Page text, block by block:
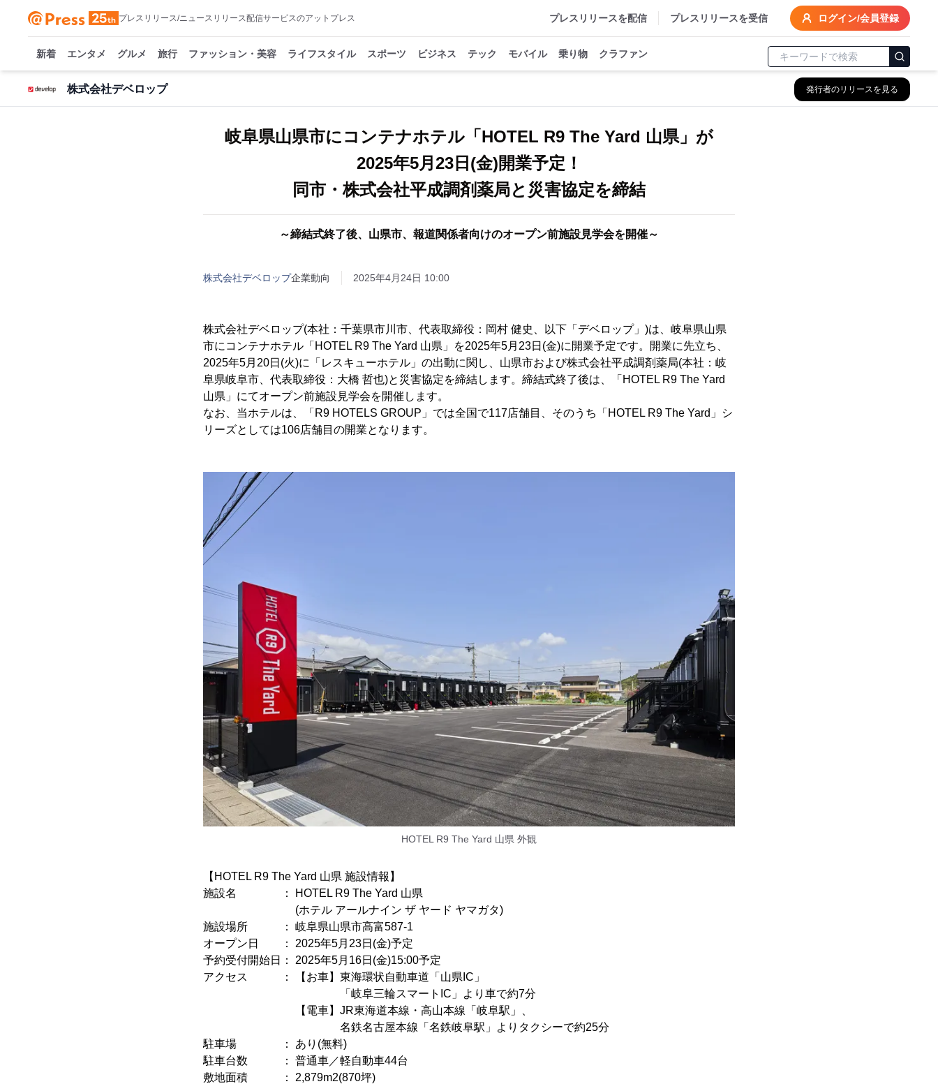
プレスリリース/ニュースリリース配信サービスのアットプレス プレスリリースを配信 プレスリリースを受信 ログイン/会員登録
新着 エンタメ グルメ 旅行 ファッション・美容 ライフスタイル スポーツ ビジネス テック モバイル 乗り物 クラファン
株式会社デベロップ 発行者のリリースを見る
岐阜県山県市にコンテナホテル「HOTEL R9 The Yard 山県」が
2025年5月23日(金)開業予定！
同市・株式会社平成調剤薬局と災害協定を締結
～締結式終了後、山県市、報道関係者向けのオープン前施設見学会を開催～
株式会社デベロップ企業動向 2025年4月24日 10:00
株式会社デベロップ(本社：千葉県市川市、代表取締役：岡村 健史、以下「デベロップ」)は、岐阜県山県
市にコンテナホテル「HOTEL R9 The Yard 山県」を2025年5月23日(金)に開業予定です。開業に先立ち、
2025年5月20日(火)に「レスキューホテル」の出動に関し、山県市および株式会社平成調剤薬局(本社：岐
阜県岐阜市、代表取締役：大橋 哲也)と災害協定を締結します。締結式終了後は、「HOTEL R9 The Yard
山県」にてオープン前施設見学会を開催します。
なお、当ホテルは、「R9 HOTELS GROUP」では全国で117店舗目、そのうち「HOTEL R9 The Yard」シ
リーズとしては106店舗目の開業となります。
HOTEL R9 The Yard 山県 外観
【HOTEL R9 The Yard 山県 施設情報】
施設名 ： HOTEL R9 The Yard 山県
(ホテル アールナイン ザ ヤード ヤマガタ)
施設場所 ： 岐阜県山県市高富587-1
オープン日 ： 2025年5月23日(金)予定
予約受付開始日： 2025年5月16日(金)15:00予定
アクセス ： 【お車】東海環状自動車道「山県IC」
「岐阜三輪スマートIC」より車で約7分
【電車】JR東海道本線・高山本線「岐阜駅」、
名鉄名古屋本線「名鉄岐阜駅」よりタクシーで約25分
駐車場 ： あり(無料)
駐車台数 ： 普通車／軽自動車44台
敷地面積 ： 2,879m2(870坪)